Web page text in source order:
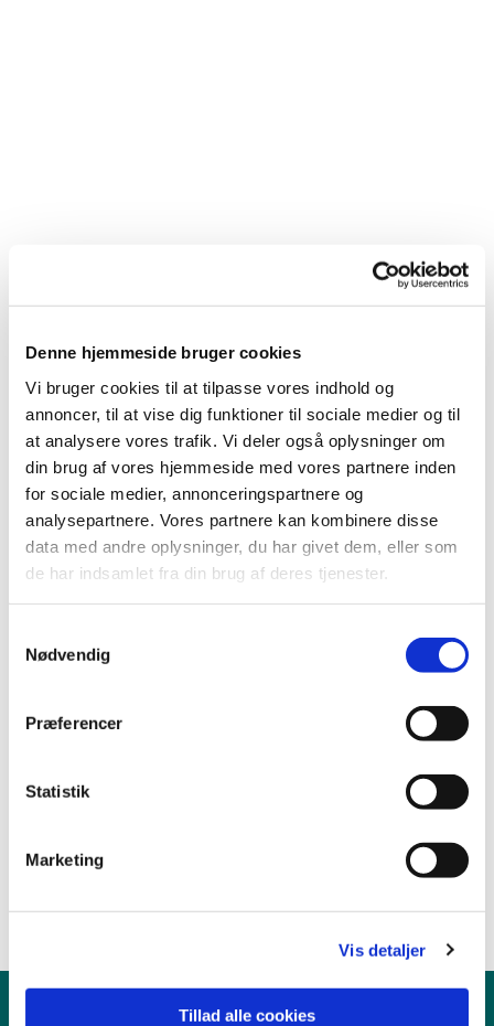
Denne hjemmeside bruger cookies
Vi bruger cookies til at tilpasse vores indhold og
annoncer, til at vise dig funktioner til sociale medier og til
at analysere vores trafik. Vi deler også oplysninger om
din brug af vores hjemmeside med vores partnere inden
for sociale medier, annonceringspartnere og
analysepartnere. Vores partnere kan kombinere disse
data med andre oplysninger, du har givet dem, eller som
de har indsamlet fra din brug af deres tjenester.
Nødvendig
Præferencer
Statistik
Marketing
Vis detaljer
Tillad alle cookies
Du vil måske også kunne
lide...